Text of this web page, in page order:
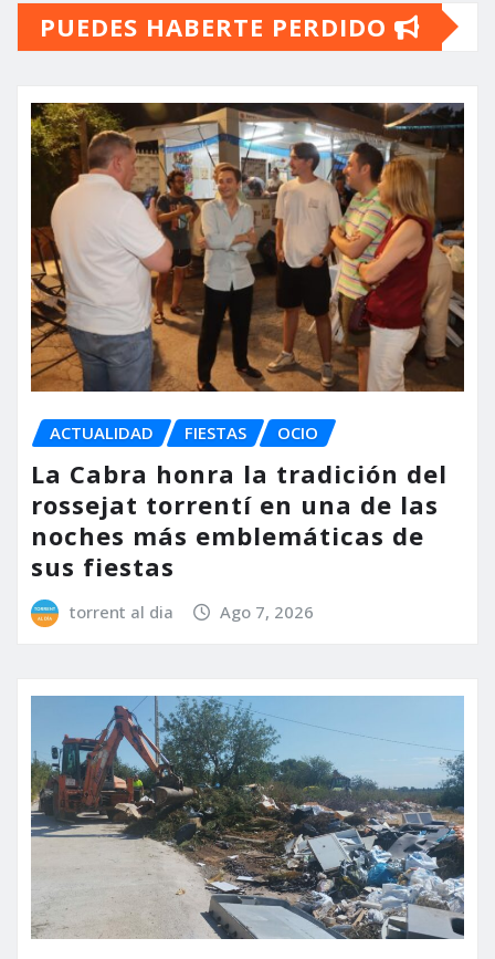
PUEDES HABERTE PERDIDO
ACTUALIDAD FIESTAS OCIO
La Cabra honra la tradición del
rossejat torrentí en una de las
noches más emblemáticas de
sus fiestas
torrent al dia Ago 7, 2026